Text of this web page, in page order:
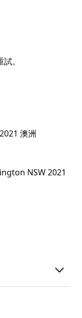
休息，放鬆身
爾路的精品店距
榻之處。
。
澳洲